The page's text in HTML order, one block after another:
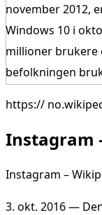
november 2012,
Windows 10 i
millioner brukere
befolkningen
https://
Instagram
Instagram –
3. okt. 2016 —